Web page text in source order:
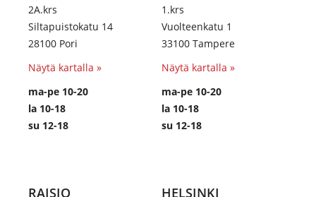
2A.krs
Siltapuistokatu 14
28100 Pori
Näytä kartalla »
ma-pe 10-20
la 10-18
su 12-18
1.krs
Vuolteenkatu 1
33100 Tampere
Näytä kartalla »
ma-pe 10-20
la 10-18
su 12-18
RAISIO HELSINKI